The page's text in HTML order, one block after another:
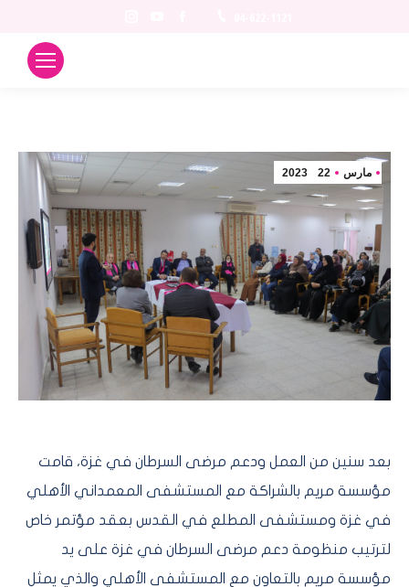
مارس 22
2023
بعد سنين من العمل ودعم مرضى السرطان في غزة، قامت
مؤسسة مريم بالشراكة مع المستشفى المعمداني الأهلي
في غزة ومستشفى المطلع في القدس بعقد مؤتمر خاص
لترتيب منظومة دعم مرضى السرطان في غزة على يد
مؤسسة مريم بالتعاون مع المستشفى الأهلي والذي يمثل